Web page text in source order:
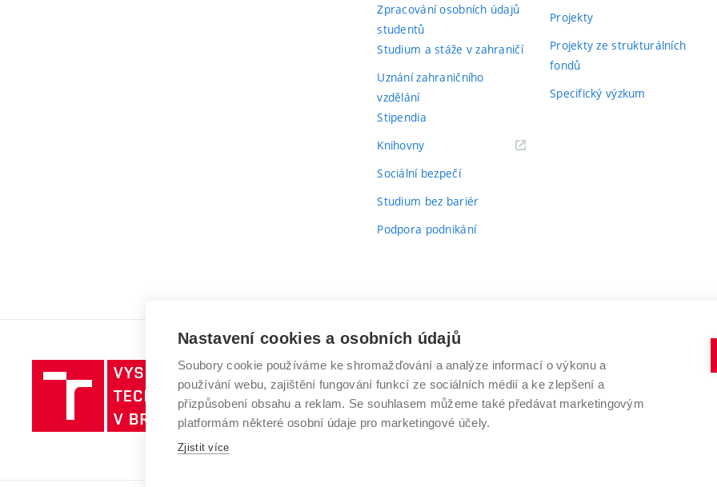
Zpracování osobních údajů
studentů
Studium a stáže v zahraničí
Uznání zahraničního
vzdělání
Stipendia
Knihovny(externí
Sociální bezpečí
Studium bez bariér
Podpora podnikání
Projekty
Projekty ze strukturálních
fondů
Specifický výzkum
Vysoké
učení
technické
v
VYSOKÉ UČENÍ TECHNICKÉ V BRNĚ
Antonínská 548/1
602 00 Brno
www.vut.cz
Nastavení cookies a osobních údajů
Soubory cookie používáme ke shromažďování a analýze informací o výkonu a
používání webu, zajištění fungování funkcí ze sociálních médií a ke zlepšení a
přizpůsobení obsahu a reklam. Se souhlasem můžeme také předávat marketingovým
platformám některé osobní údaje pro marketingové účely.
Zjistit více